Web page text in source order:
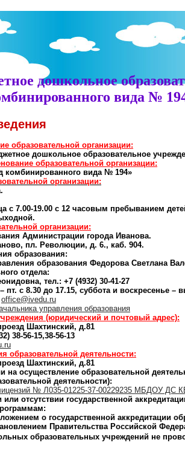
дошкольное
вида №
образовательной организации:
дошкольное образовательное
образовательной организации:
комбинированного вида № 194»
организации:
с 7.00-19.00 с 12 часовым пребыванием
организации:
Администрации города Иванова.
пл. Революции, д. 6., каб. 904.
образования:
образования Федорова Светлана
отдела:
тел.: +7 (4932) 30-41-27
пт. с 8.30 до 17.15, суббота и воскресенье –
office@ivedu.ru
управления образования
(юридический и почтовый адрес):
Шахтинский, д.81
38-56-15,38-56-13
образовательной деятельности:
Шахтинский, д.81
на осуществление образовательной
деятельности):
№ Л035-01225-37-00229235 МБДОУ ДС
отсутствии государственной
о государственной аккредитации
Правительства Российской
образовательных учреждений не